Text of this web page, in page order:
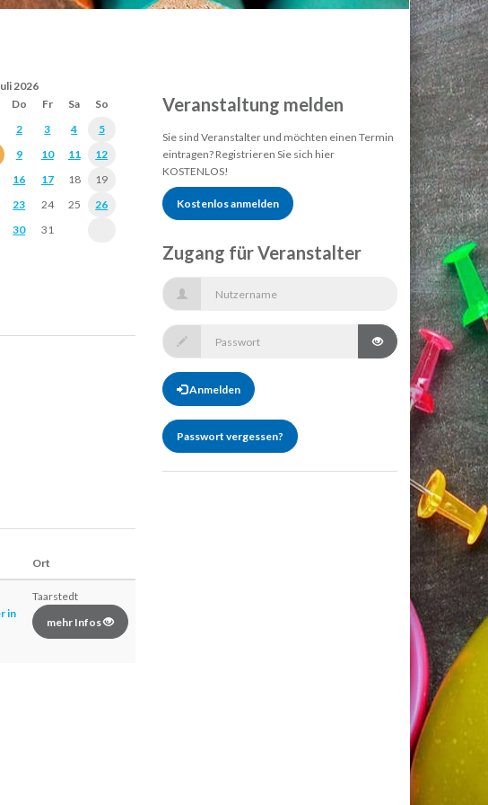
2026
Do Fr Sa
So
2 3 4
5
9 10 11
12
16 17 18
19
23 24 25
26
30 31
Ort
in
Taarstedt
mehr Infos
Veranstaltung melden
Sie sind Veranstalter und möchten einen Termin
eintragen? Registrieren Sie sich hier
KOSTENLOS!
Kostenlos anmelden
Zugang für Veranstalter
Anmelden
Passwort vergessen?